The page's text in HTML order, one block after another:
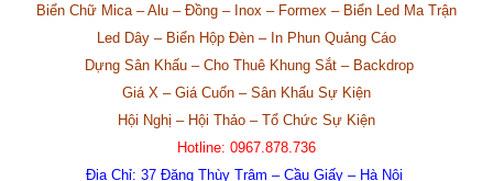
Biển Chữ Mica – Alu – Đồng – Inox – Formex – Biển Led Ma Trận
Led Dây – Biển Hộp Đèn – In Phun Quảng Cáo
Dựng Sân Khấu – Cho Thuê Khung Sắt – Backdrop
Giá X – Giá Cuốn – Sân Khấu Sự Kiện
Hội Nghị – Hội Thảo – Tổ Chức Sự Kiện
Hotline: 0967.878.736
Địa Chỉ: 37 Đặng Thùy Trâm – Cầu Giấy – Hà Nội